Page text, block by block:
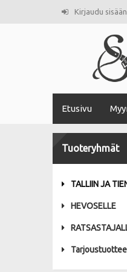
Kirjaudu sisään
Etusivu
Tuoteryhmät
TALLIIN JA
HEVOSELLE